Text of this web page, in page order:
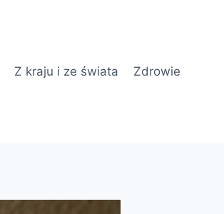
Z kraju i ze świata Zdrowie